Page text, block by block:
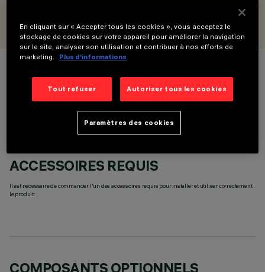
COULEUR
ACCESSOIRES REQUIS
Il est nécessaire de commander l'un des accessoires requis pour installer et utiliser correctement
le produit:
COMPOSANTS OPTIONNELS
En cliquant sur « Accepter tous les cookies », vous acceptez le
stockage de cookies sur votre appareil pour améliorer la navigation
sur le site, analyser son utilisation et contribuer à nos efforts de
marketing.
Plus d’informations
Tout refuser Autoriser tous les cookies
Paramètres des cookies